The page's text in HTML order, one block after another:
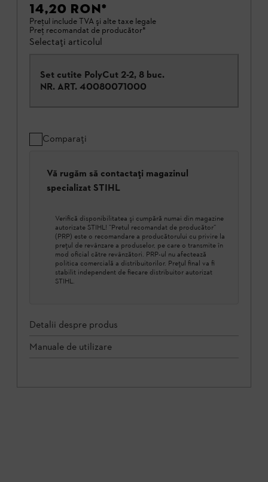
14,20 RON*
Preţul include TVA şi alte taxe legale
Preţ recomandat de producător*
Selectați articolul
Set cutite PolyCut 2-2, 8 buc.
NR. ART. 40080071000
Comparați
Vă rugăm să contactați magazinul
specializat STIHL
Verifică disponibilitatea şi cumpără numai din magazine
autorizate STIHL! ”Pretul recomandat de producător”
(PRP) este o recomandare a producătorului cu privire la
prețul de revânzare a produselor, pe care o transmite în
mod oficial către revânzători. PRP-ul nu afectează
politica comercială a distribuitorilor. Prețul final va fi
stabilit independent de fiecare distribuitor autorizat
STIHL.
Detalii despre produs
Manuale de utilizare